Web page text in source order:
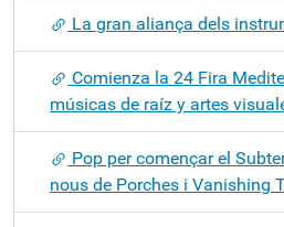
La gran aliança dels
Comienza la 24 Fira
músicas de raíz y artes
Pop per començar el
nous de Porches i Vanishing